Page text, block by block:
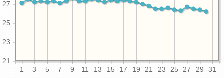
1 3 5 7 9 11 13 15 17 19 21 23 25 27 29 31
21
23
25
27